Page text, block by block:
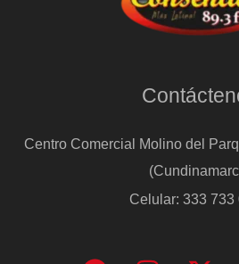
Centro Comercial Molino del
Celular: 333 733